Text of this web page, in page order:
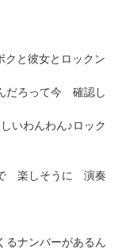
と彼女とロックン
ろって今 確認し
わんわん♪ロック
楽しそうに 演奏
ナンバーがあるん